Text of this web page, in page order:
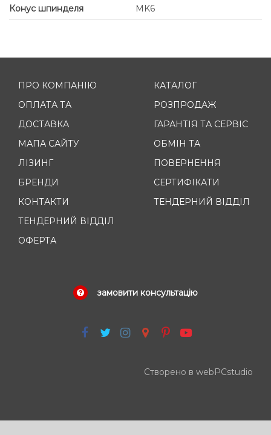
Конус шпинделя
MK6
ПРО КОМПАНІЮ
ОПЛАТА ТА
ДОСТАВКА
МАПА САЙТУ
ЛІЗИНГ
БРЕНДИ
КОНТАКТИ
ТЕНДЕРНИЙ ВІДДІЛ
ОФЕРТА
КАТАЛОГ
РОЗПРОДАЖ
ГАРАНТІЯ ТА СЕРВІС
ОБМІН ТА
ПОВЕРНЕННЯ
СЕРТИФІКАТИ
ТЕНДЕРНИЙ ВІДДІЛ
замовити консультацію
Створено в webPCstudio